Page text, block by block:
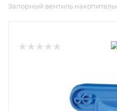
Запорный вентиль